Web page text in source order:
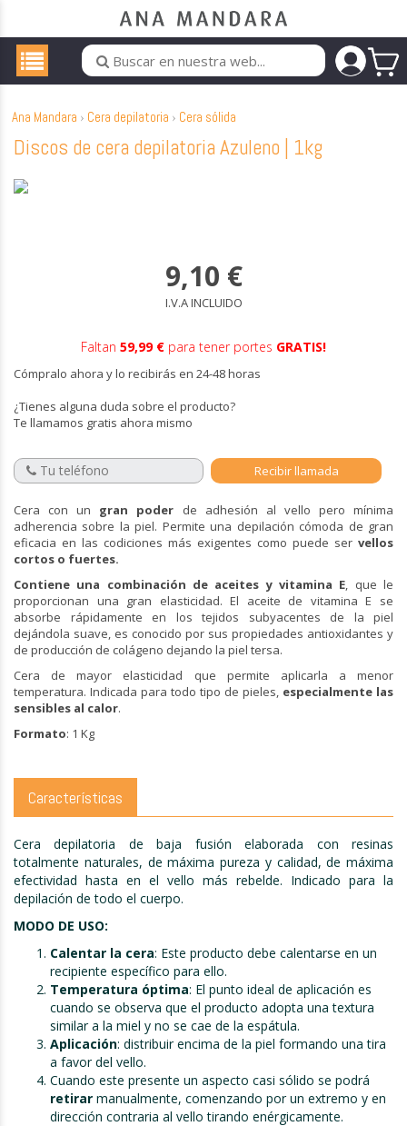
Ana Mandara Cera depilatoria Cera sólida
Discos de cera depilatoria Azuleno | 1kg
Cera con un gran poder de adhesión al vello pero mínima
adherencia sobre la piel. Permite una depilación cómoda de gran
eficacia en las codiciones más exigentes como puede ser vellos
cortos o fuertes.
Contiene una combinación de aceites y vitamina E, que le
proporcionan una gran elasticidad. El aceite de vitamina E se
absorbe rápidamente en los tejidos subyacentes de la piel
dejándola suave, es conocido por sus propiedades antioxidantes y
de producción de colágeno dejando la piel tersa.
Cera de mayor elasticidad que permite aplicarla a menor
temperatura. Indicada para todo tipo de pieles, especialmente las
sensibles al calor.
Formato: 1 Kg
9,10 €
I.V.A INCLUIDO
Faltan 59,99 € para tener portes GRATIS!
Cómpralo ahora y lo recibirás en 24-48 horas
¿Tienes alguna duda sobre el producto?
Te llamamos gratis ahora mismo
Características
Cera depilatoria de baja fusión elaborada con resinas
totalmente naturales, de máxima pureza y calidad, de máxima
efectividad hasta en el vello más rebelde. Indicado para la
depilación de todo el cuerpo.
MODO DE USO:
Calentar la cera: Este producto debe calentarse en un
recipiente específico para ello.
Temperatura óptima: El punto ideal de aplicación es
cuando se observa que el producto adopta una textura
similar a la miel y no se cae de la espátula.
Aplicación: distribuir encima de la piel formando una tira
a favor del vello.
Cuando este presente un aspecto casi sólido se podrá
retirar manualmente, comenzando por un extremo y en
dirección contraria al vello tirando enérgicamente.